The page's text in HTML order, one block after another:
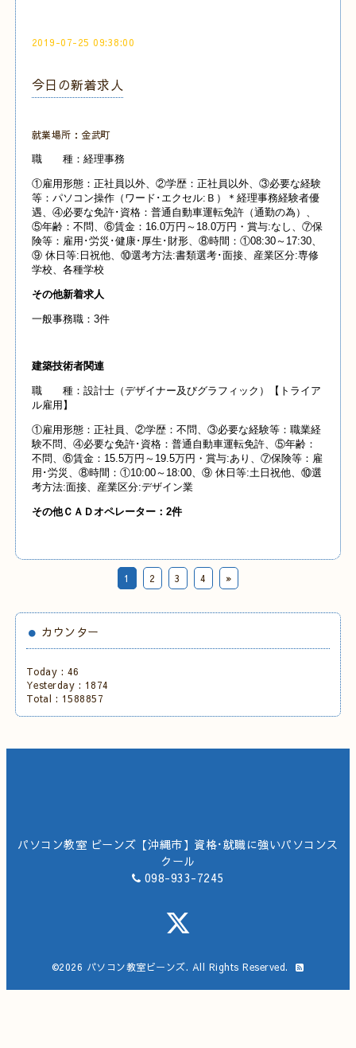
2019-07-25 09:38:00
今日の新着求人
就業場所：金武町
職 種：経理事務
①雇用形態：正社員以外、②学歴：正社員以外、③必要な経験
等：パソコン操作（ワード･エクセル:Ｂ）＊経理事務経験者優
遇、④必要な免許･資格：普通自動車運転免許（通勤の為）、
⑤年齢：不問、⑥賃金：16.0万円～18.0万円・賞与:なし、⑦保
険等：雇用･労災･健康･厚生･財形、⑧時間：①08:30～17:30、
⑨ 休日等:日祝他、⑩選考方法:書類選考･面接、産業区分:専修
学校、各種学校
その他新着求人
一般事務職：3件
建築技術者関連
職 種：設計士（デザイナー及びグラフィック）【トライア
ル雇用】
①雇用形態：正社員、②学歴：不問、③必要な経験等：職業経
験不問、④必要な免許･資格：普通自動車運転免許、⑤年齢：
不問、⑥賃金：15.5万円～19.5万円・賞与:あり、⑦保険等：雇
用･労災、⑧時間：①10:00～18:00、⑨ 休日等:土日祝他、⑩選
考方法:面接、産業区分:デザイン業
その他ＣＡＤオペレーター：2件
1 2 3 4 »
カウンター
Today : 46
Yesterday : 1874
Total : 1588857
パソコン教室 ビーンズ【沖縄市】資格･就職に強いパソコンス
クール
098-933-7245
©2026 パソコン教室ビーンズ. All Rights Reserved.